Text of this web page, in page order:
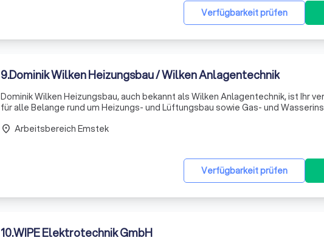
Verfügbarkeit prüfen
9.Dominik Wilken Heizungsbau / Wilken Anlagentechnik
Dominik Wilken Heizungsbau, auch bekannt als Wilken Anlagentechnik, ist Ihr
für alle Belange rund um Heizungs- und Lüftungsbau sowie Gas- und
Wasserinstall
Verfügbarkeit prüfen
place Arbeitsbereich Emstek
10.WIPE Elektrotechnik GmbH